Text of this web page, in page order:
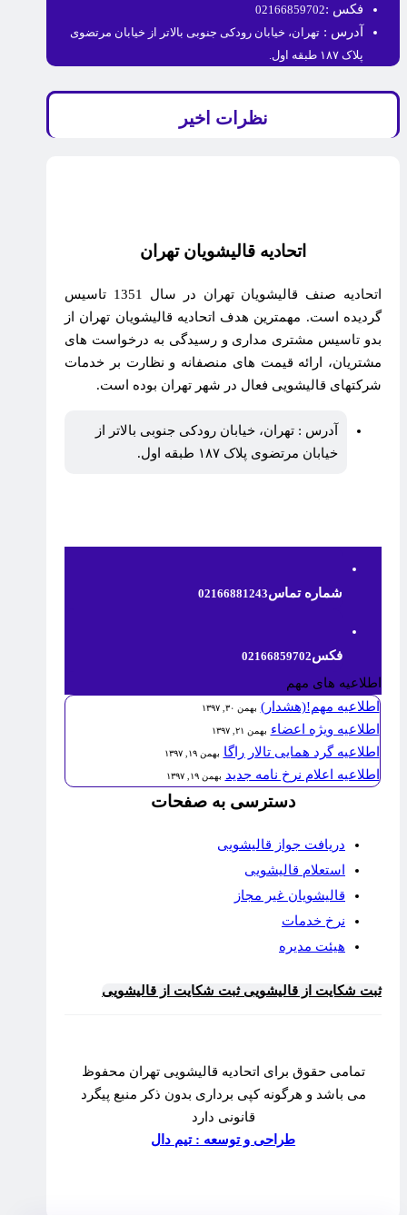
فکس :02166859702
آدرس : تهران، خیابان رودکی جنوبی بالاتر از خیابان مرتضوی
پلاک ۱۸۷ طبقه اول.
نظرات اخیر
اتحادیه قالیشویان تهران
اتحادیه صنف قالیشویان تهران در سال 1351 تاسیس
گردیده است. مهمترین هدف اتحادیه قالیشویان تهران از
بدو تاسیس مشتری مداری و رسیدگی به درخواست های
مشتریان، ارائه قیمت های منصفانه و نظارت بر خدمات
شرکتهای قالیشویی فعال در شهر تهران بوده است.
آدرس : تهران، خیابان رودکی جنوبی بالاتر از
خیابان مرتضوی پلاک ۱۸۷ طبقه اول.
شماره تماس02166881243
فکس02166859702
اطلاعیه های مهم
اطلاعیه مهم!(هشدار) بهمن ۳۰, ۱۳۹۷
اطلاعیه ویژه اعضاء بهمن ۲۱, ۱۳۹۷
اطلاعیه گرد همایی تالار راگا بهمن ۱۹, ۱۳۹۷
اطلاعیه اعلام نرخ نامه جدید بهمن ۱۹, ۱۳۹۷
دسترسی به صفحات
دریافت جواز قالیشویی
استعلام قالیشویی
قالیشویان غیر مجاز
نرخ خدمات
هیئت مدیره
ثبت شکایت از قالیشوییثبت شکایت از قالیشویی
تمامی حقوق برای اتحادیه قالیشویی تهران محفوظ
می باشد و هرگونه کپی برداری بدون ذکر منبع پیگرد
قانونی دارد
طراحی و توسعه : تیم دال